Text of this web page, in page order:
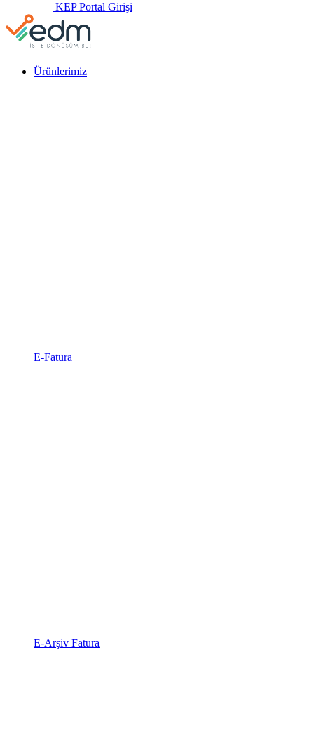
KEP Portal Girişi
Ürünlerimiz
E-Fatura
E-Arşiv Fatura